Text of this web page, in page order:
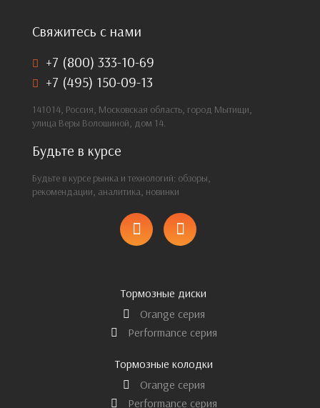
Свяжитесь с нами
+7 (800) 333-10-69
+7 (495) 150-09-13
141014, Россия, Московская область, город Мытищи,
улица Веры Волошиной, дом 14.
Будьте в курсе
Будьте в курсе рынка и технологий: обзоры,
рекомендации, аналитика, новинки
Тормозные диски
Orange серия
Performance серия
Тормозные колодки
Orange серия
Performance серия